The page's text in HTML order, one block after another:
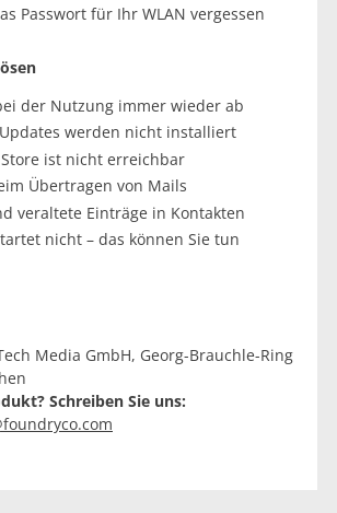
Passwort für Ihr WLAN vergessen
der Nutzung immer wieder ab
werden nicht installiert
Store ist nicht erreichbar
Übertragen von Mails
veraltete Einträge in Kontakten
nicht – das können Sie tun
Media GmbH, Georg-Brauchle-Ring
Schreiben Sie uns: